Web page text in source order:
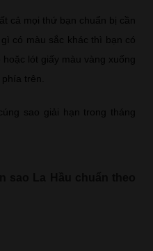
cả mọi thứ bạn chuẩn bị cần
có màu sắc khác thì bạn có
lót giấy màu vàng xuống
trên.
sao giải hạn trong tháng